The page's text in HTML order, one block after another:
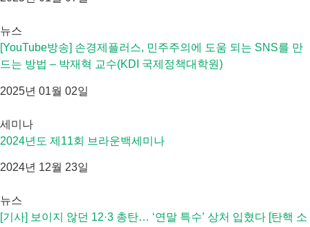
뉴스
[YouTube방송] 손경제플러스, 민주주의에 도움 되는 SNS를 만
드는 방법 – 박재혁 교수(KDI 국제정책대학원)
2025년 01월 02일
세미나
2024년도 제11회 브라운백세미나
2024년 12월 23일
뉴스
[기사] 보이지 않던 12·3 총탄… ‘연말 특수’ 상처 입혔다 [탄핵 소